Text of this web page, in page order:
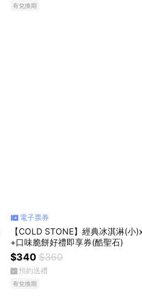
有兌換期
電子票券
【COLD STONE】經典冰淇淋(小
+口味脆餅好禮即享券(酷聖石)
$340 $360
預約送禮
有兌換期